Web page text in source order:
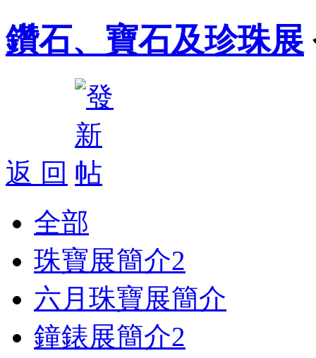
鑽石、寶石及珍珠展
返 回
全部
珠寶展簡介2
六月珠寶展簡介
鐘錶展簡介2